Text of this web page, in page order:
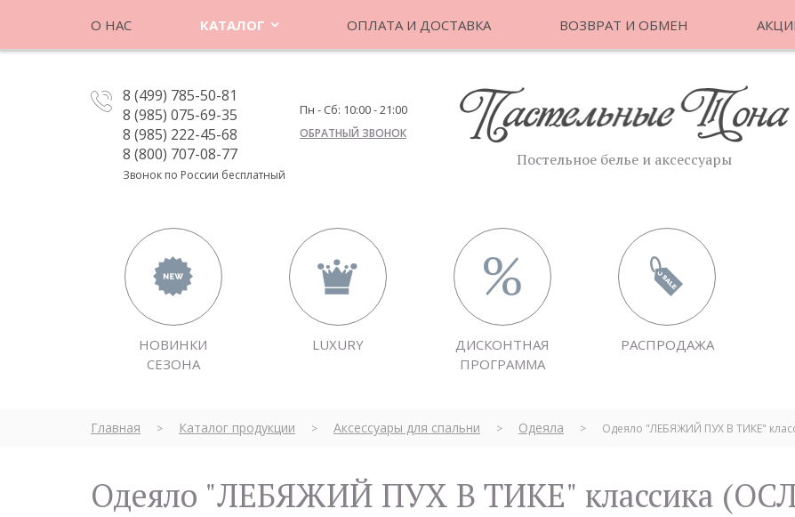
О НАС КАТАЛОГ ОПЛАТА И ДОСТАВКА ВОЗВРАТ И ОБМЕН
8 (499) 785-50-81
8 (985) 075-69-35
8 (985) 222-45-68
8 (800) 707-08-77
Звонок по России бесплатный
Пн - Сб: 10:00 - 21:00
ОБРАТНЫЙ ЗВОНОК
Постельное белье и аксессуары
НОВИНКИ
СЕЗОНА
LUXURY
ДИСКОНТНАЯ
ПРОГРАММА
РАСПРОДАЖА
Главная > Каталог продукции > Аксессуары для спальни > Одеяла > Одеяло "ЛЕБЯЖИЙ ПУХ В ТИКЕ"
Одеяло "ЛЕБЯЖИЙ ПУХ В ТИКЕ" классика